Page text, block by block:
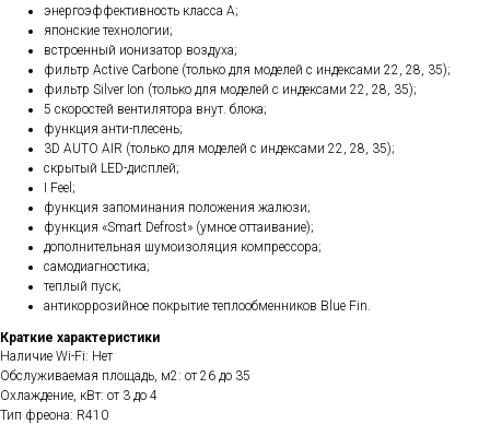
энергоэффективность класса А;
японские технологии;
встроенный ионизатор воздуха;
фильтр Active Carbone (только для моделей с индексами 22, 28, 35);
фильтр Silver Ion (только для моделей с индексами 22, 28, 35);
5 скоростей вентилятора внут. блока;
функция анти-плесень;
3D AUTO AIR (только для моделей с индексами 22, 28, 35);
скрытый LED-дисплей;
I Feel;
функция запоминания положения жалюзи;
функция «Smart Defrost» (умное оттаивание);
дополнительная шумоизоляция компрессора;
самодиагностика;
теплый пуск;
антикоррозийное покрытие теплообменников Blue Fin.
Краткие характеристики
Наличие Wi-Fi: Нет
Обслуживаемая площадь, м2: от 26 до 35
Охлаждение, кВт: от 3 до 4
Тип фреона: R410